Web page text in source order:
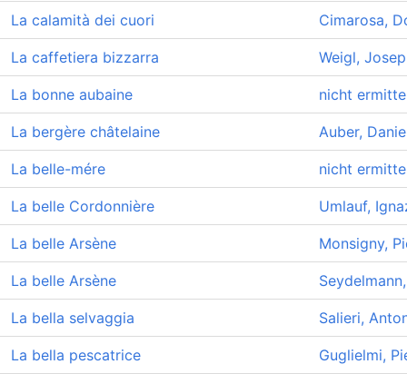
La calamità dei cuori Cimarosa,
La caffetiera bizzarra Weigl,
La bonne aubaine nicht
La bergère châtelaine Auber,
La belle-mére nicht
La belle Cordonnière Umlauf,
La belle Arsène Monsigny,
La belle Arsène
La bella selvaggia Salieri,
La bella pescatrice Guglielmi,